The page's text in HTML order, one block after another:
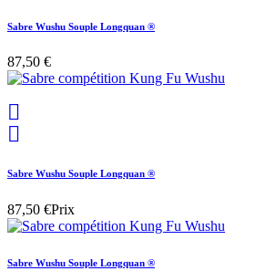
Sabre Wushu Souple Longquan ®
87,50 €


Sabre Wushu Souple Longquan ®
87,50 €Prix
Sabre Wushu Souple Longquan ®